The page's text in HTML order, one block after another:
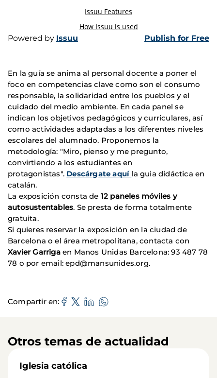
Powered by Issuu Publish for Free
En la guía se anima al personal docente a poner el
foco en competencias clave como son el consumo
responsable, la solidaridad entre los pueblos y el
cuidado del medio ambiente. En cada panel se
indican los objetivos pedagógicos y curriculares, así
como actividades adaptadas a los diferentes niveles
escolares del alumnado. Proponemos la
metodología: "Miro, pienso y me pregunto,
convirtiendo a los estudiantes en
protagonistas". Descárgate aquí la guia didáctica en
catalán.
La exposición consta de 12 paneles móviles y
autosustentables. Se presta de forma totalmente
gratuita.
Si quieres reservar la exposición en la ciudad de
Barcelona o el área metropolitana, contacta con
Xavier Garrigaen Manos Unidas Barcelona: 93 487 78
78 o por email: epd@mansunides.org.
Compartir en
Otros temas de actualidad
Iglesia católica